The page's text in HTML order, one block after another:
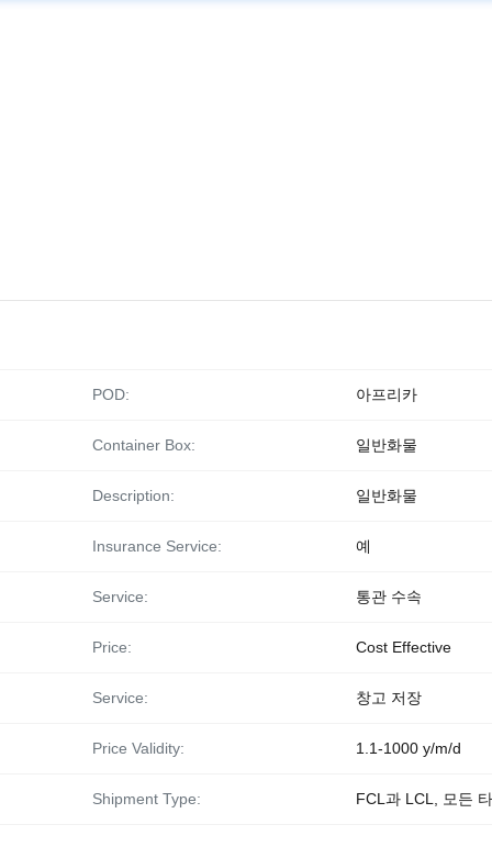
POD: 아프리카
Container Box: 일반화물
Description: 일반화물
Insurance Service: 예
Service: 통관 수속
Price: Cost Effective
Service: 창고 저장
Price Validity: 1.1-1000 y/m/d
Shipment Type: FCL과 LCL, 모든